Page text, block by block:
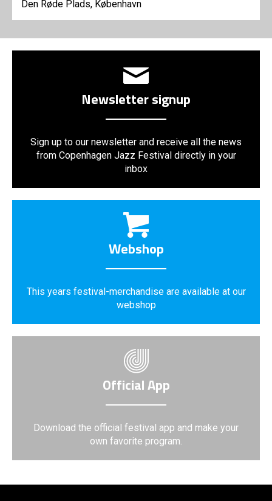
Den Røde Plads, København
Newsletter signup
Sign up to our newsletter and receive all the news
from Copenhagen Jazz Festival directly in your
inbox
Webshop
This years festival-merchandise are available at our
webshop
Official App
Download the official festival app and make your
own favorite program.